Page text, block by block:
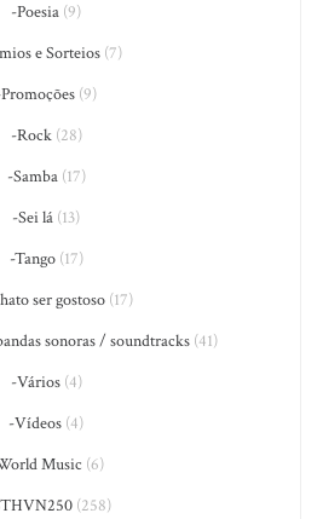
-Poesia (9)
e Sorteios(7)
(9)
-Rock(28)
-Samba(17)
-Sei lá (13)
-Tango(17)
ser gostoso (17)
sonoras / soundtracks(41)
-Vários(4)
-Vídeos (4)
Music (6)
(258)